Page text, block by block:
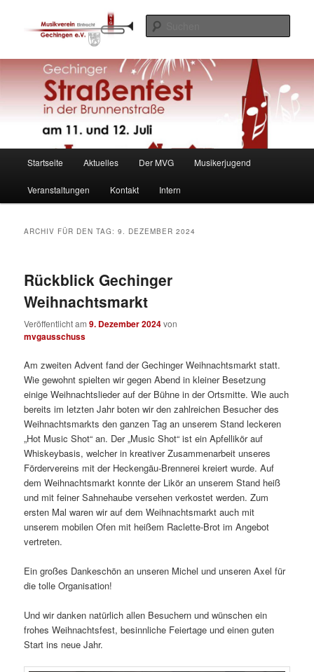
Zum
Inhalt
wechseln
Zum
sekundären
Startseite Aktuelles Der MVG Musikerjugend
Veranstaltungen Kontakt Intern
ARCHIV FÜR DEN TAG:9. DEZEMBER 2024
Rückblick Gechinger
Weihnachtsmarkt
Veröffentlicht am9. Dezember 2024von
mvgausschuss
Am zweiten Advent fand der Gechinger Weihnachtsmarkt statt.
Wie gewohnt spielten wir gegen Abend in kleiner Besetzung
einige Weihnachtslieder auf der Bühne in der Ortsmitte. Wie auch
bereits im letzten Jahr boten wir den zahlreichen Besucher des
Weihnachtsmarkts den ganzen Tag an unserem Stand leckeren
„Hot Music Shot“ an. Der „Music Shot“ ist ein Apfellikör auf
Whiskeybasis, welcher in kreativer Zusammenarbeit unseres
Fördervereins mit der Heckengäu-Brennerei kreiert wurde. Auf
dem Weihnachtsmarkt konnte der Likör an unserem Stand heiß
und mit feiner Sahnehaube versehen verkostet werden. Zum
ersten Mal waren wir auf dem Weihnachtsmarkt auch mit
unserem mobilen Ofen mit heißem Raclette-Brot im Angebot
vertreten.
Ein großes Dankeschön an unseren Michel und unseren Axel für
die tolle Organisation!
Und wir danken natürlich allen Besuchern und wünschen ein
frohes Weihnachtsfest, besinnliche Feiertage und einen guten
Start ins neue Jahr.